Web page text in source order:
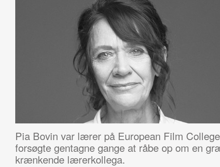
Pia Bovin var lærer på European Film
forsøgte gentagne gange at råbe op om en
krænkende lærerkollega.